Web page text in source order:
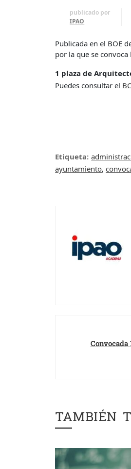
publicado por
IPAO
Publicada en el BOE
por la que se
1 plaza de
Puedes consultar el
Etiqueta:
ayuntamiento,
Convocada
TAMBIÉN